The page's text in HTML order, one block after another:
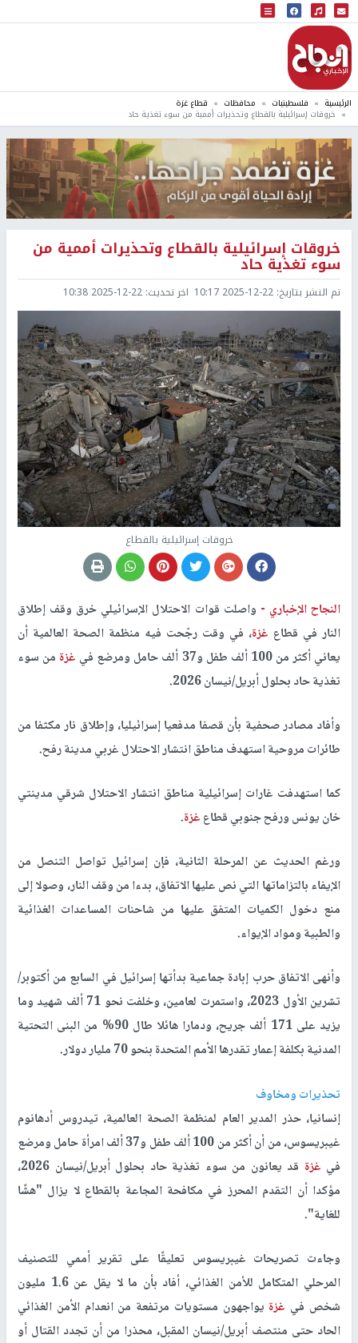
البث المباشر
إذاعة النجاح
الرئيسية فلسطينيات محافظات قطاع غزة
خروقات إسرائيلية بالقطاع وتحذيرات أممية من سوء تغذية حاد
خروقات إسرائيلية بالقطاع وتحذيرات أممية من
سوء تغذية حاد
تم النشر بتاريخ: 2025-12-22 10:17 اخر تحديث: 2025-12-22 10:38
خروقات إسرائيلية بالقطاع
النجاح الإخباري - واصلت قوات الاحتلال الإسرائيلي خرق وقف إطلاق
النار في قطاع غزة، في وقت رجّحت فيه منظمة الصحة العالمية أن
يعاني أكثر من 100 ألف طفل و37 ألف حامل ومرضع في
غزة من سوء
تغذية حاد بحلول أبريل/نيسان 2026.
وأفاد مصادر صحفية بأن قصفا مدفعيا إسرائيليا، وإطلاق نار مكثفا من
طائرات مروحية استهدف مناطق انتشار الاحتلال غربي مدينة رفح.
كما استهدفت غارات إسرائيلية مناطق انتشار الاحتلال شرقي مدينتي
خان يونس ورفح جنوبي قطاعغزة.
ورغم الحديث عن المرحلة الثانية، فإن إسرائيل تواصل التنصل من
الإيفاء بالتزاماتها التي نص عليها الاتفاق، بدءا من وقف النار، وصولا إلى
منع دخول الكميات المتفق عليها من شاحنات المساعدات الغذائية
والطبية ومواد الإيواء.
وأنهى الاتفاق حرب إبادة جماعية بدأتها إسرائيل في السابع من أكتوبر/
تشرين الأول 2023، واستمرت لعامين، وخلفت نحو 71 ألف شهيد وما
يزيد على 171 ألف جريح، ودمارا هائلا طال 90% من البنى التحتية
المدنية بكلفة إعمار تقدرها الأمم المتحدة بنحو 70 مليار دولار.
تحذيرات ومخاوف
إنسانيا، حذر المدير العام لمنظمة الصحة العالمية، تيدروس أدهانوم
غيبريسوس، من أن أكثر من 100 ألف طفل و37 ألف امرأة حامل ومرضع
في غزة
قد يعانون من سوء تغذية حاد بحلول أبريل/نيسان 2026،
مؤكدا أن التقدم المحرز في مكافحة المجاعة بالقطاع لا يزال "هشًا
للغاية".
وجاءت تصريحات غيبريسوس تعليقًا على تقرير أممي للتصنيف
المرحلي المتكامل للأمن الغذائي، أفاد بأن ما لا يقل عن 1.6 مليون
شخص في غزة يواجهون مستويات مرتفعة من انعدام الأمن الغذائي
الحاد حتى منتصف أبريل/نيسان المقبل، محذرا من أن تجدد القتال أو